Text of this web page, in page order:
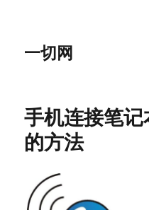
一切网
手机连接笔
的方法